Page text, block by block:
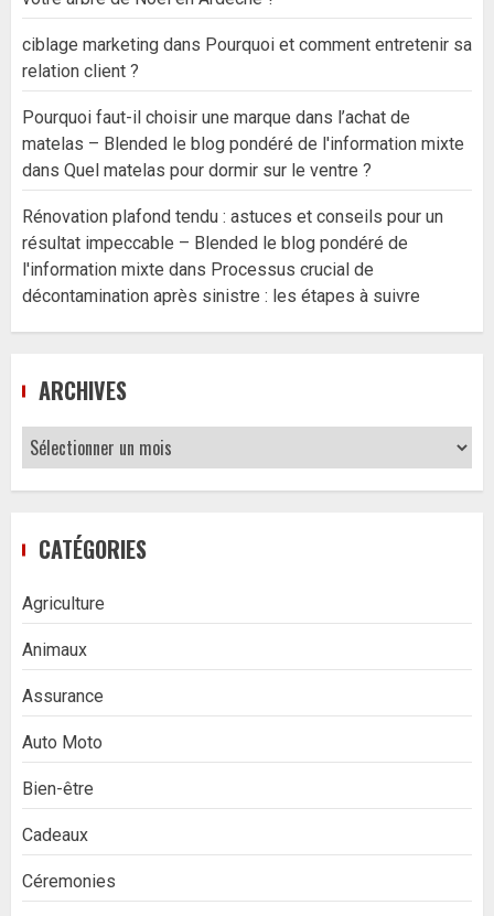
ciblage marketing dans Pourquoi et comment entretenir sa
relation client ?
Pourquoi faut-il choisir une marque dans l’achat de
matelas – Blended le blog pondéré de l'information mixte
dans Quel matelas pour dormir sur le ventre ?
Rénovation plafond tendu : astuces et conseils pour un
résultat impeccable – Blended le blog pondéré de
l'information mixte dans Processus crucial de
décontamination après sinistre : les étapes à suivre
ARCHIVES
Archives
CATÉGORIES
Agriculture
Animaux
Assurance
Auto Moto
Bien-être
Cadeaux
Céremonies